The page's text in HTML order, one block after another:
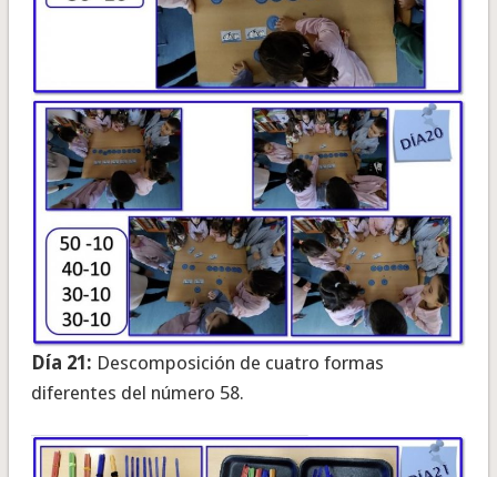
Día 21: Descomposición de cuatro formas
diferentes del número 58.